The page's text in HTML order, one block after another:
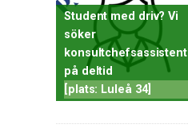
Student med driv? Vi
söker
konsultchefsassistent
på deltid
[plats: Luleå 34]